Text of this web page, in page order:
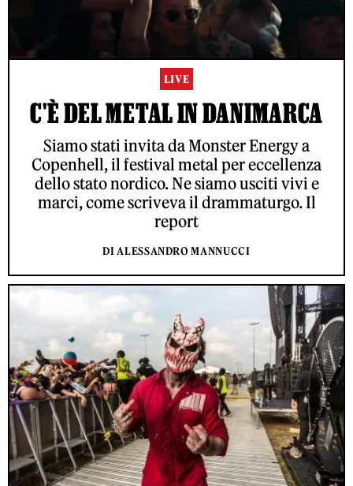
LIVE
C'È DEL METAL IN DANIMARCA
Siamo stati invita da Monster Energy a
Copenhell, il festival metal per eccellenza
dello stato nordico. Ne siamo usciti vivi e
marci, come scriveva il drammaturgo. Il
report
DI ALESSANDRO MANNUCCI